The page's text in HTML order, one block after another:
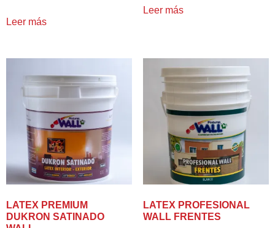
Leer más
Leer más
LATEX PREMIUM
DUKRON SATINADO
LATEX PROFESIONAL
WALL FRENTES